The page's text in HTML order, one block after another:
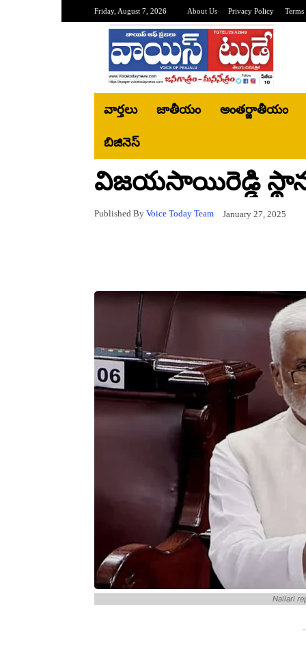
Friday, August 7, 2026 About Us Privacy Policy
వార్తలు జాతీయం అంతర్జాతీయం
బిజినెస్‌
విజయసాయిరెడ్డి
Published By Voice Today Team January 27, 2025
Nallari